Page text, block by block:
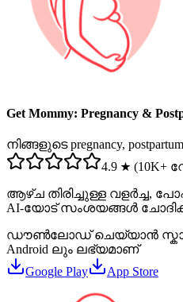
Get Mommy: Pregnancy &
നിങ്ങളുടെ pregnancy,
4.9 ★ (10K+
ആഴ്ച തിരിച്ചുള്ള വളർച്ച,
AI-യോട് സംശയങ്ങൾ
ഡൗൺലോഡ് ചെയ്യാൻ
Android ലും ലഭ്യമാണ്
Google Play
App Store